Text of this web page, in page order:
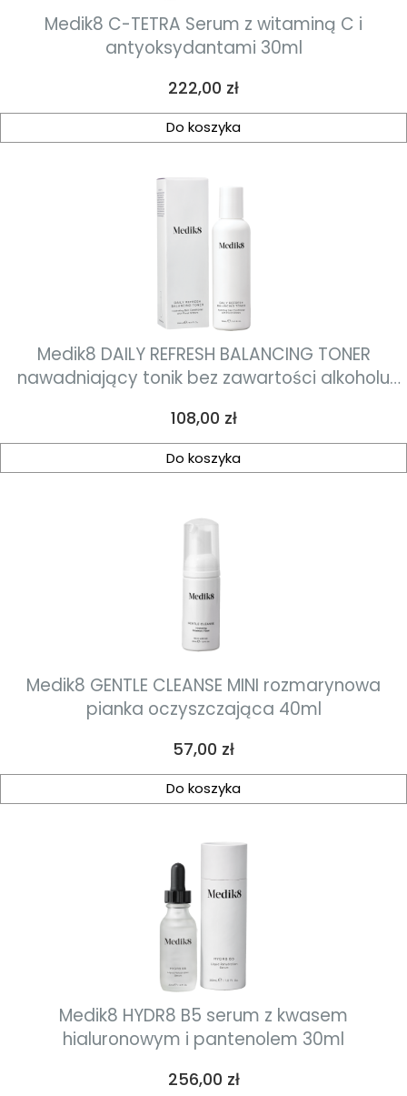
Medik8 C-TETRA Serum z witaminą C i
antyoksydantami 30ml
Cena
222,00 zł
Do koszyka
Medik8 DAILY REFRESH BALANCING TONER
nawadniający tonik bez zawartości alkoholu
Cena
108,00 zł
Do koszyka
Medik8 GENTLE CLEANSE MINI rozmarynowa
pianka oczyszczająca 40ml
Cena
57,00 zł
Do koszyka
Medik8 HYDR8 B5 serum z kwasem
hialuronowym i pantenolem 30ml
Cena
256,00 zł